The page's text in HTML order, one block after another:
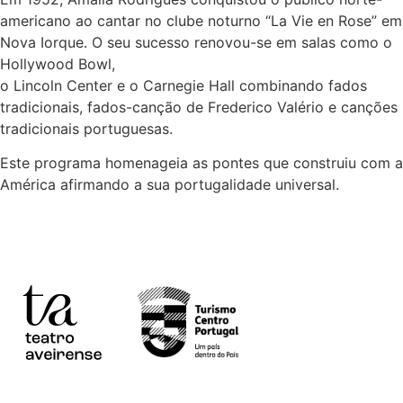
americano ao cantar no clube noturno “La Vie en Rose” em
Nova Iorque. O seu sucesso renovou-se em salas como o
Hollywood Bowl,
o Lincoln Center e o Carnegie Hall combinando fados
tradicionais, fados-canção de Frederico Valério e canções
tradicionais portuguesas.
Este programa homenageia as pontes que construiu com a
América afirmando a sua portugalidade universal.